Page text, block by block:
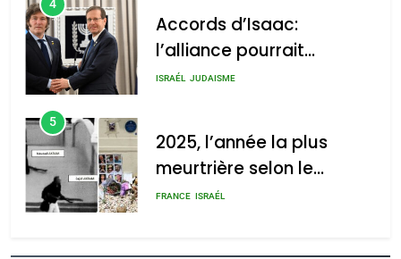
2025, l’année la plus
meurtrière selon le rapport
l’antisémitisme
admin 0
4
Accords d’Isaac:
l’alliance pourrait
s’étendre à 13 pays
ISRAÉL JUDAISME
5
2025, l’année la plus
meurtrière selon le
rapport d’ADL contre
FRANCE ISRAÉL